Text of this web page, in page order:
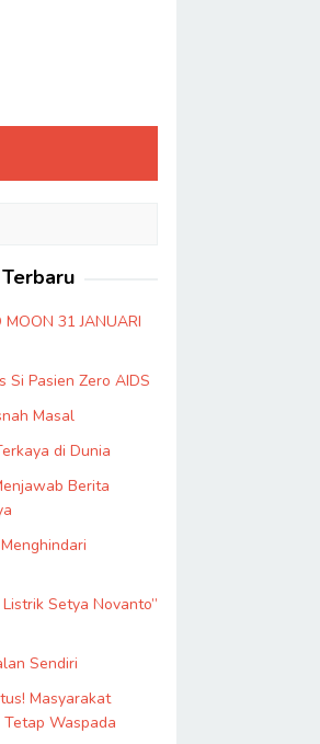
MOON 31 JANUARI
Si Pasien Zero AIDS
Masal
di Dunia
Berita
Setya Novanto”
Sendiri
Masyarakat
Waspada